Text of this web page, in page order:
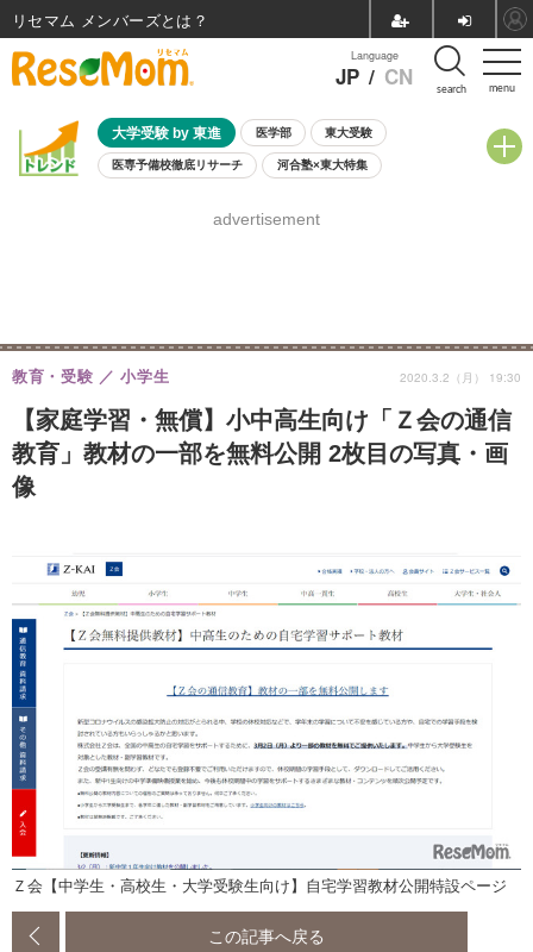
menu
Language
JP / CN search
大学受験 by 東進 医学部 東大受験
医専予備校徹底リサーチ 河合塾×東大特集
8月開催学校説明会・相談会
advertisement
【家庭学習・無償】小中高生向け「Ｚ会の通信
教育」教材の一部を無料公開 2枚目の写真・画
像
教育・受験 小学生 2020.3.2（月） 19:30
Ｚ会【中学生・高校生・大学受験生向け】自宅学習教材公開特設ページ
この記事へ戻る
リセマム メンバーズ